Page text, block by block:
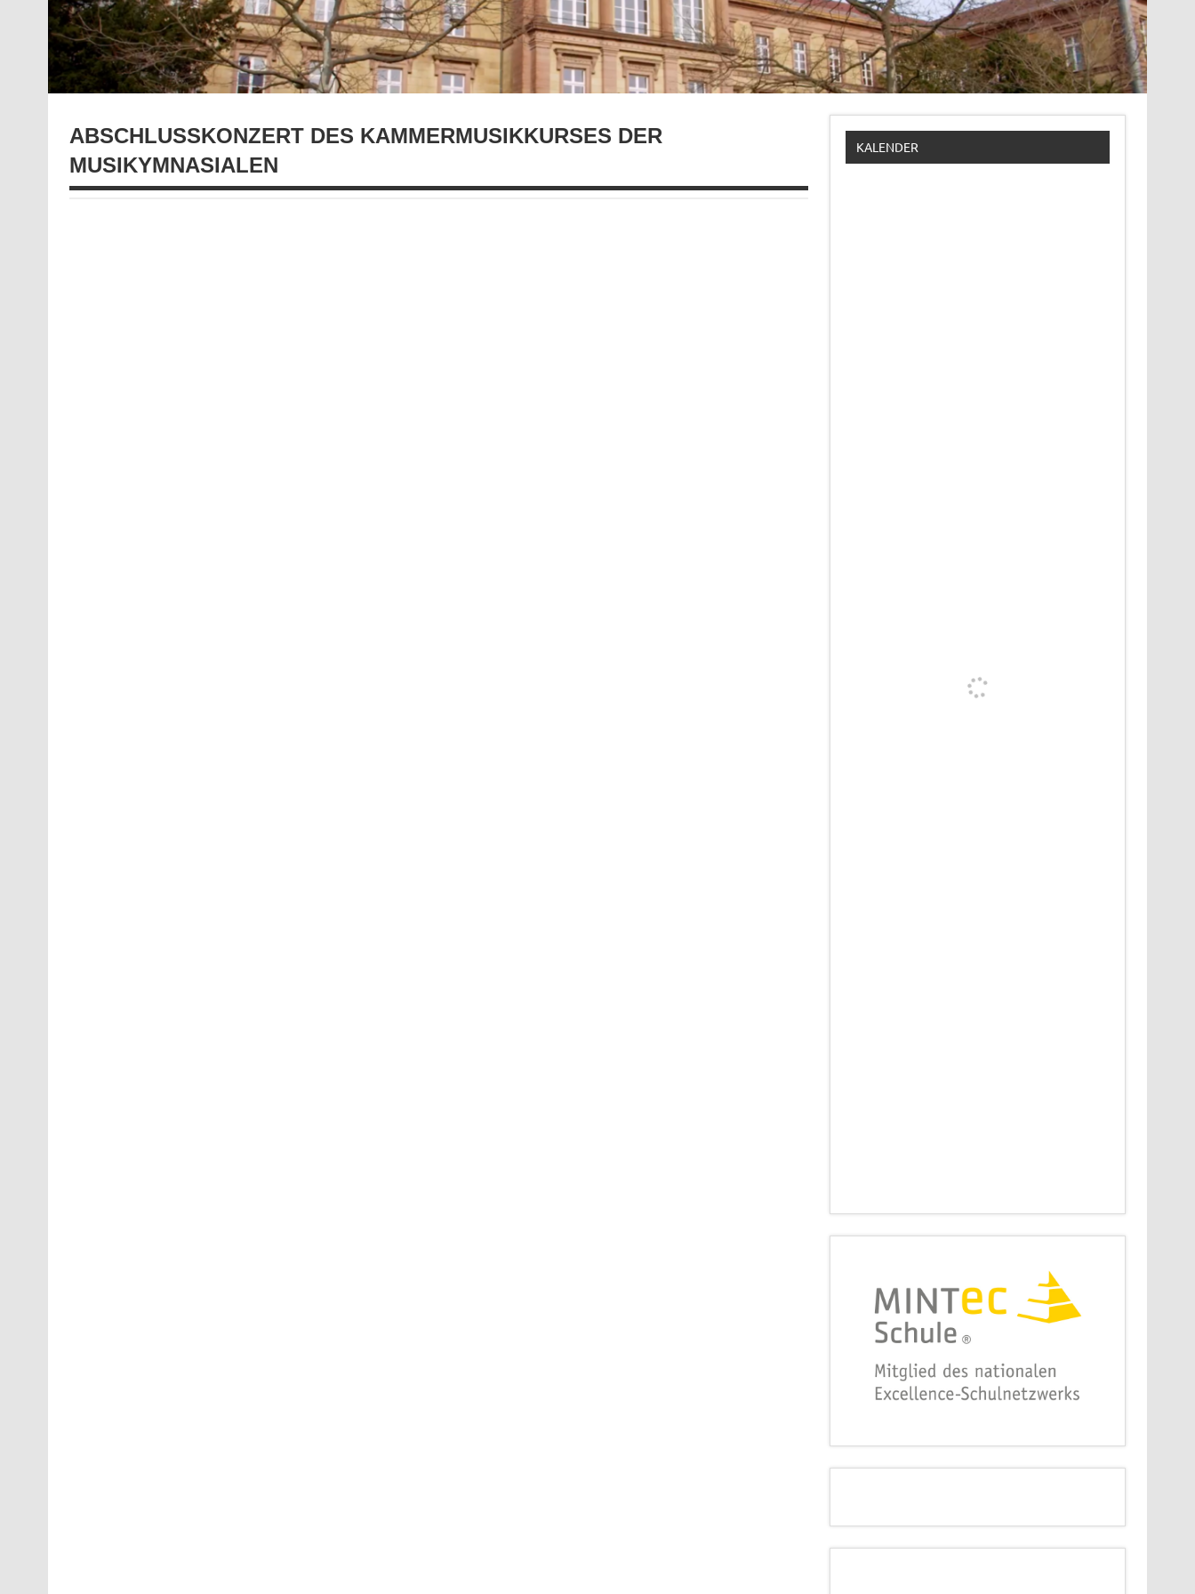
ABSCHLUSSKONZERT DES KAMMERMUSIKKURSES DER
MUSIKYMNASIALEN
KALENDER